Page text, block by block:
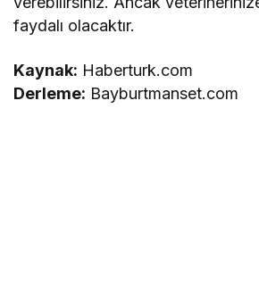
faydalı olacaktır.
Kaynak: Haberturk.com
Derleme: Bayburtmanset.com